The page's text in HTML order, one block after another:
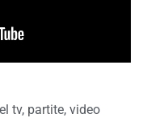
tv, partite, video